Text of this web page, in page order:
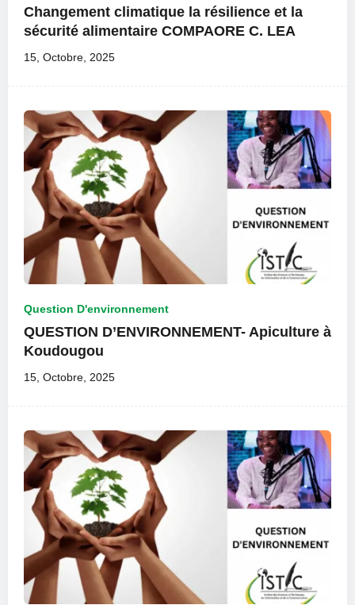
Changement climatique la résilience et la
sécurité alimentaire COMPAORE C. LEA
15, Octobre, 2025
Question D'environnement
QUESTION D’ENVIRONNEMENT- Apiculture à
Koudougou
15, Octobre, 2025